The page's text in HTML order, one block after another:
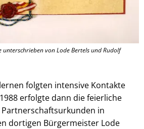
von Lode Bertels und Rudolf
folgten intensive Kontakte
erfolgte dann die feierliche
in
dortigen Bürgermeister Lode